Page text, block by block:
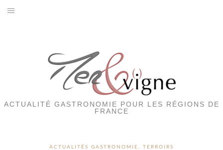
ACTUALITÉ GASTRONOMIE POUR LES RÉGIONS DE
FRANCE
ACTUALITÉS GASTRONOMIE , TERROIRS
RESTAURANTS